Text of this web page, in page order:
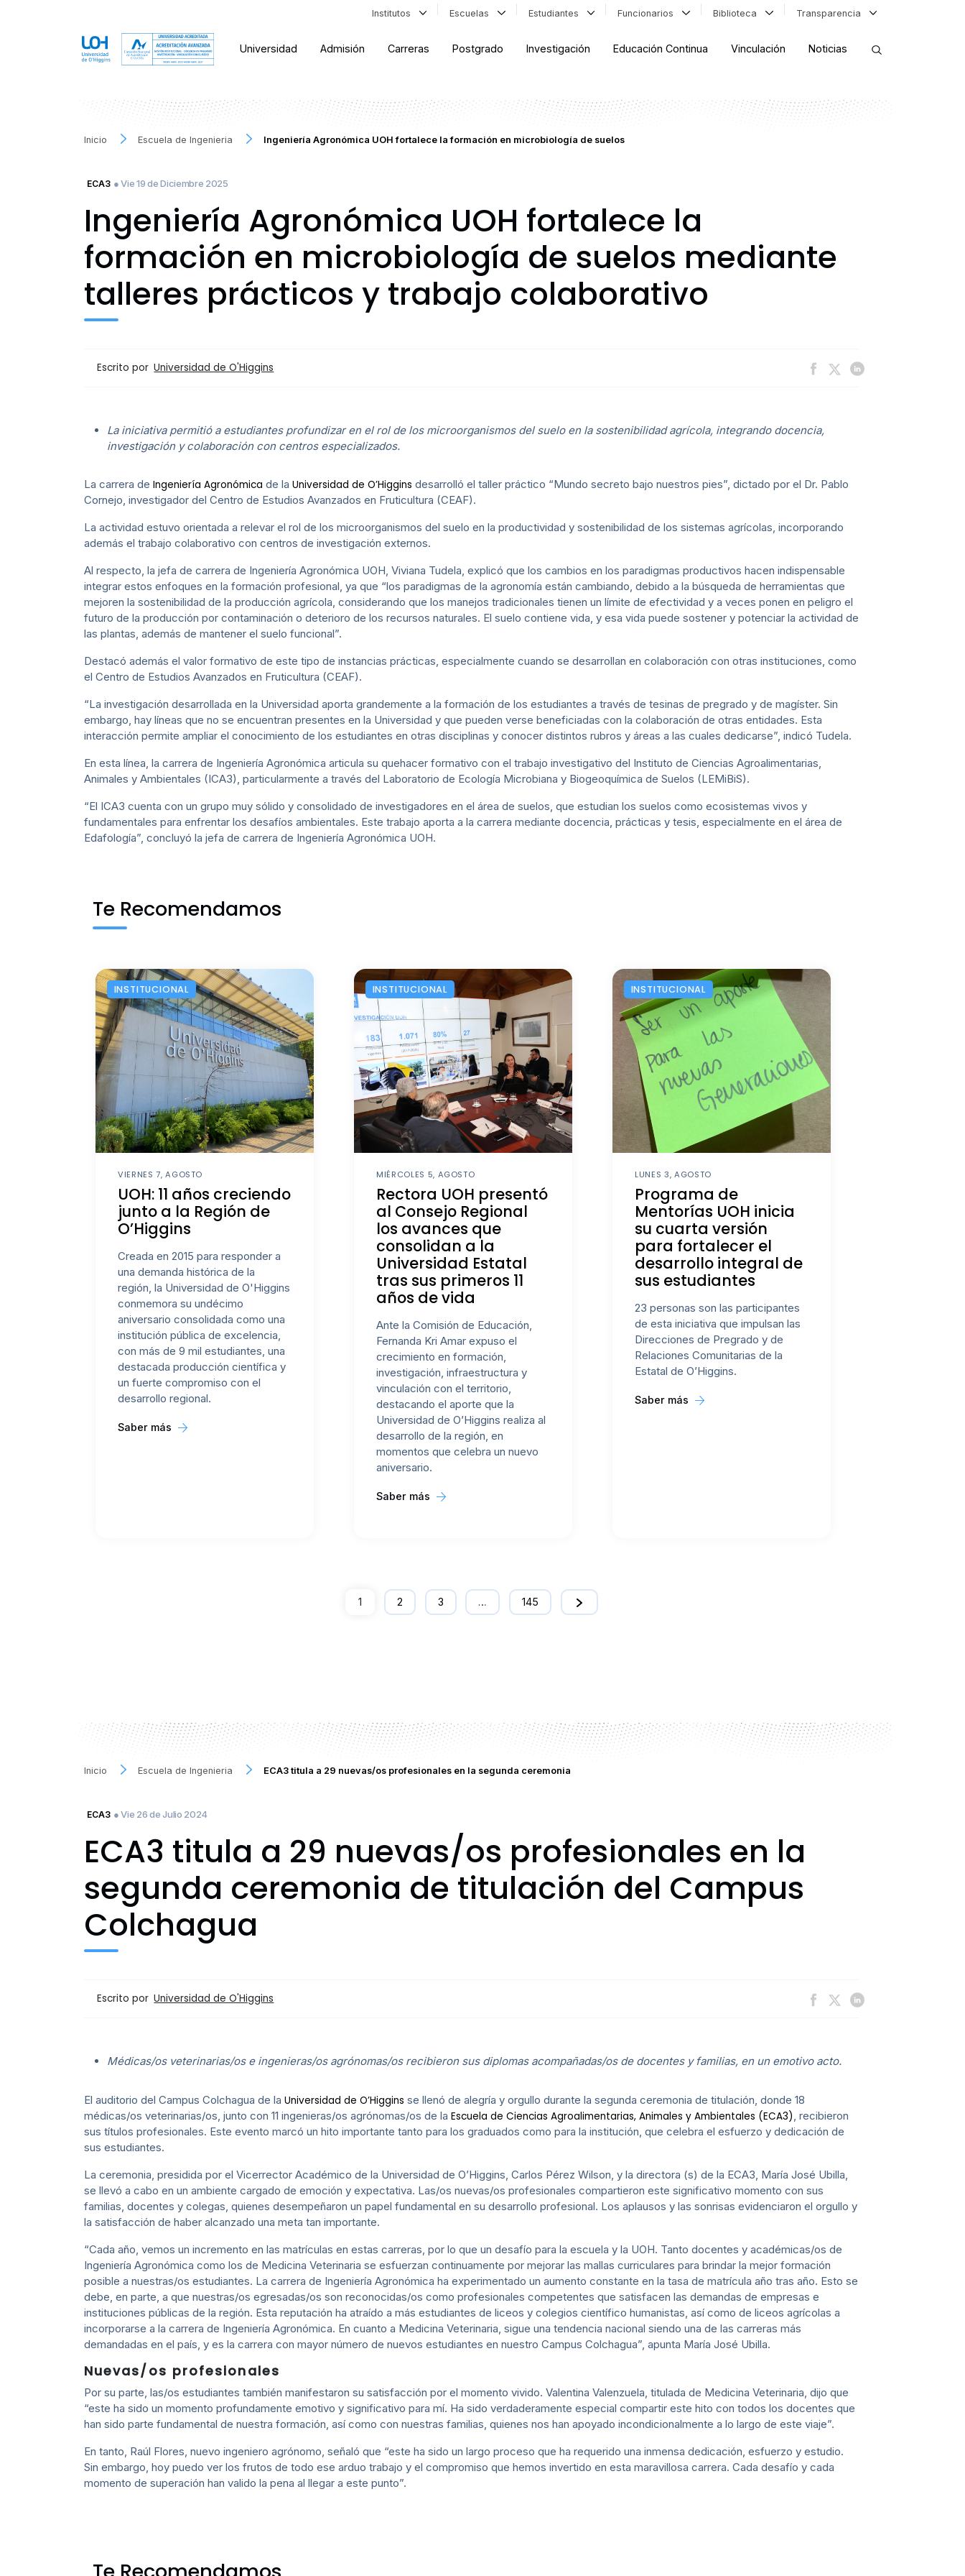
Institutos Escuelas Estudiantes Funcionarios Biblioteca Transparencia
Universidad Admisión Carreras Postgrado Investigación Educación Continua Vinculación Noticias
Inicio Escuela de Ingenieria Ingeniería Agronómica UOH fortalece la formación en microbiología de suelos
ECA3 ● Vie 19 de Diciembre 2025
Ingeniería Agronómica UOH fortalece la
formación en microbiología de suelos mediante
talleres prácticos y trabajo colaborativo
Escrito por Universidad de O'Higgins
La iniciativa permitió a estudiantes profundizar en el rol de los microorganismos del suelo en la sostenibilidad agrícola, integrando docencia,
investigación y colaboración con centros especializados.
La carrera de Ingeniería Agronómica de la Universidad de O’Higgins desarrolló el taller práctico “Mundo secreto bajo nuestros pies”, dictado por el Dr. Pablo
Cornejo, investigador del Centro de Estudios Avanzados en Fruticultura (CEAF).
La actividad estuvo orientada a relevar el rol de los microorganismos del suelo en la productividad y sostenibilidad de los sistemas agrícolas, incorporando
además el trabajo colaborativo con centros de investigación externos.
Al respecto, la jefa de carrera de Ingeniería Agronómica UOH, Viviana Tudela, explicó que los cambios en los paradigmas productivos hacen indispensable
integrar estos enfoques en la formación profesional, ya que “los paradigmas de la agronomía están cambiando, debido a la búsqueda de herramientas que
mejoren la sostenibilidad de la producción agrícola, considerando que los manejos tradicionales tienen un límite de efectividad y a veces ponen en peligro el
futuro de la producción por contaminación o deterioro de los recursos naturales. El suelo contiene vida, y esa vida puede sostener y potenciar la actividad de
las plantas, además de mantener el suelo funcional”.
Destacó además el valor formativo de este tipo de instancias prácticas, especialmente cuando se desarrollan en colaboración con otras instituciones, como
el Centro de Estudios Avanzados en Fruticultura (CEAF).
“La investigación desarrollada en la Universidad aporta grandemente a la formación de los estudiantes a través de tesinas de pregrado y de magíster. Sin
embargo, hay líneas que no se encuentran presentes en la Universidad y que pueden verse beneficiadas con la colaboración de otras entidades. Esta
interacción permite ampliar el conocimiento de los estudiantes en otras disciplinas y conocer distintos rubros y áreas a las cuales dedicarse”, indicó Tudela.
En esta línea, la carrera de Ingeniería Agronómica articula su quehacer formativo con el trabajo investigativo del Instituto de Ciencias Agroalimentarias,
Animales y Ambientales (ICA3), particularmente a través del Laboratorio de Ecología Microbiana y Biogeoquímica de Suelos (LEMiBiS).
“El ICA3 cuenta con un grupo muy sólido y consolidado de investigadores en el área de suelos, que estudian los suelos como ecosistemas vivos y
fundamentales para enfrentar los desafíos ambientales. Este trabajo aporta a la carrera mediante docencia, prácticas y tesis, especialmente en el área de
Edafología”, concluyó la jefa de carrera de Ingeniería Agronómica UOH.
Te Recomendamos
INSTITUCIONAL
VIERNES 7, AGOSTO
UOH: 11 años creciendo
junto a la Región de
O’Higgins
Creada en 2015 para responder a
una demanda histórica de la
región, la Universidad de O'Higgins
conmemora su undécimo
aniversario consolidada como una
institución pública de excelencia,
con más de 9 mil estudiantes, una
destacada producción científica y
un fuerte compromiso con el
desarrollo regional.
Saber más
INSTITUCIONAL
MIÉRCOLES 5, AGOSTO
Rectora UOH presentó
al Consejo Regional
los avances que
consolidan a la
Universidad Estatal
tras sus primeros 11
años de vida
Ante la Comisión de Educación,
Fernanda Kri Amar expuso el
crecimiento en formación,
investigación, infraestructura y
vinculación con el territorio,
destacando el aporte que la
Universidad de O’Higgins realiza al
desarrollo de la región, en
momentos que celebra un nuevo
aniversario.
Saber más
INSTITUCIONAL
LUNES 3, AGOSTO
Programa de
Mentorías UOH inicia
su cuarta versión
para fortalecer el
desarrollo integral de
sus estudiantes
23 personas son las participantes
de esta iniciativa que impulsan las
Direcciones de Pregrado y de
Relaciones Comunitarias de la
Estatal de O’Higgins.
Saber más
1 2 3 … 145
Inicio Escuela de Ingenieria ECA3 titula a 29 nuevas/os profesionales en la segunda ceremonia
ECA3 ● Vie 26 de Julio 2024
ECA3 titula a 29 nuevas/os profesionales en la
segunda ceremonia de titulación del Campus
Colchagua
Escrito por Universidad de O'Higgins
Médicas/os veterinarias/os e ingenieras/os agrónomas/os recibieron sus diplomas acompañadas/os de docentes y familias, en un emotivo acto.
El auditorio del Campus Colchagua de la Universidad de O’Higgins se llenó de alegría y orgullo durante la segunda ceremonia de titulación, donde 18
médicas/os veterinarias/os, junto con 11 ingenieras/os agrónomas/os de la Escuela de Ciencias Agroalimentarias, Animales y Ambientales (ECA3) , recibieron
sus títulos profesionales. Este evento marcó un hito importante tanto para los graduados como para la institución, que celebra el esfuerzo y dedicación de
sus estudiantes.
La ceremonia, presidida por el Vicerrector Académico de la Universidad de O’Higgins, Carlos Pérez Wilson, y la directora (s) de la ECA3, María José Ubilla,
se llevó a cabo en un ambiente cargado de emoción y expectativa. Las/os nuevas/os profesionales compartieron este significativo momento con sus
familias, docentes y colegas, quienes desempeñaron un papel fundamental en su desarrollo profesional. Los aplausos y las sonrisas evidenciaron el orgullo y
la satisfacción de haber alcanzado una meta tan importante.
“Cada año, vemos un incremento en las matrículas en estas carreras, por lo que un desafío para la escuela y la UOH. Tanto docentes y académicas/os de
Ingeniería Agronómica como los de Medicina Veterinaria se esfuerzan continuamente por mejorar las mallas curriculares para brindar la mejor formación
posible a nuestras/os estudiantes. La carrera de Ingeniería Agronómica ha experimentado un aumento constante en la tasa de matrícula año tras año. Esto se
debe, en parte, a que nuestras/os egresadas/os son reconocidas/os como profesionales competentes que satisfacen las demandas de empresas e
instituciones públicas de la región. Esta reputación ha atraído a más estudiantes de liceos y colegios científico humanistas, así como de liceos agrícolas a
incorporarse a la carrera de Ingeniería Agronómica. En cuanto a Medicina Veterinaria, sigue una tendencia nacional siendo una de las carreras más
demandadas en el país, y es la carrera con mayor número de nuevos estudiantes en nuestro Campus Colchagua”, apunta María José Ubilla.
Nuevas/os profesionales
Por su parte, las/os estudiantes también manifestaron su satisfacción por el momento vivido. Valentina Valenzuela, titulada de Medicina Veterinaria, dijo que
“este ha sido un momento profundamente emotivo y significativo para mí. Ha sido verdaderamente especial compartir este hito con todos los docentes que
han sido parte fundamental de nuestra formación, así como con nuestras familias, quienes nos han apoyado incondicionalmente a lo largo de este viaje”.
En tanto, Raúl Flores, nuevo ingeniero agrónomo, señaló que “este ha sido un largo proceso que ha requerido una inmensa dedicación, esfuerzo y estudio.
Sin embargo, hoy puedo ver los frutos de todo ese arduo trabajo y el compromiso que hemos invertido en esta maravillosa carrera. Cada desafío y cada
momento de superación han valido la pena al llegar a este punto”.